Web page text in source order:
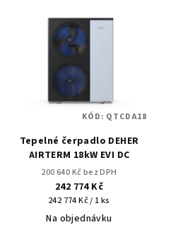
Tepelné čerpadlo DEHER
AIRTERM 18kW EVI DC
200 640 Kč bez DPH
242 774 Kč
Měrná
cena:
242 774 Kč / 1 ks
Na objednávku
KÓD: QTCDA18